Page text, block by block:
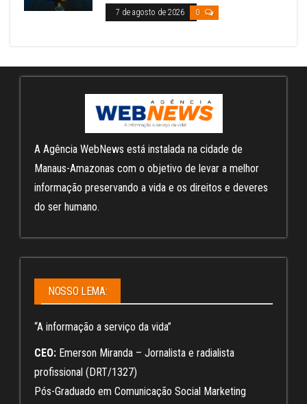
7 de agosto de 2026 0
A Agência WebNews está instalada na cidade de
Manaus-Amazonas com o objetivo de levar a melhor
informação preservando a vida e os direitos e deveres
do ser humano.
NOSSO LEMA:
“A informação a serviço da vida”
CEO: Emerson Miranda – Jornalista e radialista
profissional (DRT/1327)
Pós-Graduado em Comunicação Social Marketing